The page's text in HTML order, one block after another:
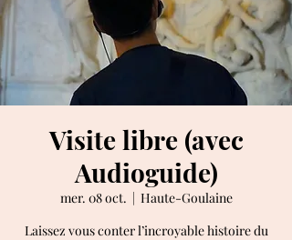
Visite libre (avec
Audioguide)
mer. 08 oct.
  |
Haute-Goulaine
Laissez vous conter l’incroyable histoire du